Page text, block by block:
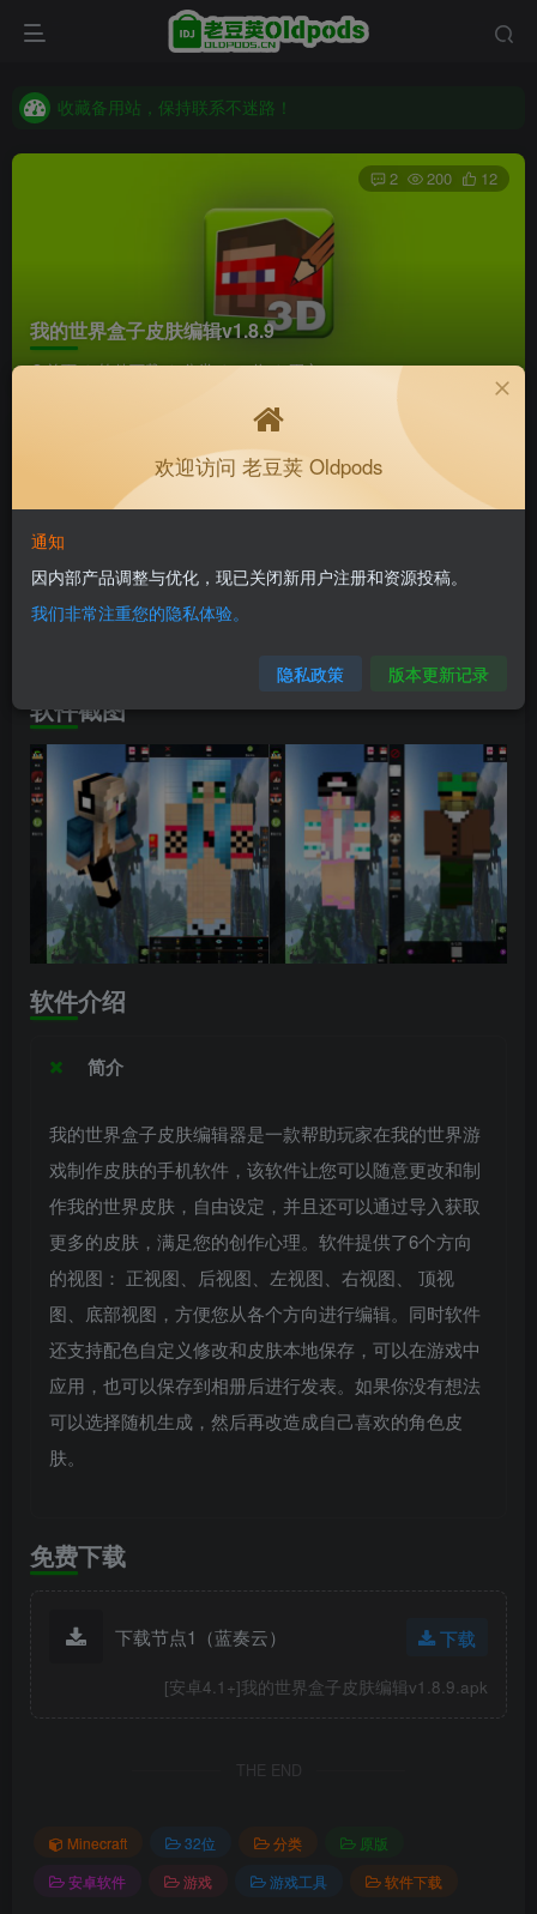
老豆荚 Oldpods版本：v10.3.0 泡芙
老豆荚 Oldpods版本：v10.3.0 泡芙
我的世界盒子皮肤编辑v1.8.9
首页 软件下载 分类 32位 正文
2 200 12
1个月前更新
关注
软件信息
兼容版本：安卓4.1+
软件截图
软件介绍
简介
我的世界盒子皮肤编辑器是一款帮助玩家在我的世界游
戏制作皮肤的手机软件，该软件让您可以随意更改和制
作我的世界皮肤，自由设定，并且还可以通过导入获取
更多的皮肤，满足您的创作心理。软件提供了6个方向
的视图： 正视图、后视图、左视图、右视图、 顶视
图、底部视图，方便您从各个方向进行编辑。同时软件
还支持配色自定义修改和皮肤本地保存，可以在游戏中
应用，也可以保存到相册后进行发表。如果你没有想法
可以选择随机生成，然后再改造成自己喜欢的角色皮
肤。
免费下载
下载节点1（蓝奏云） 下载
[安卓4.1+]我的世界盒子皮肤编辑v1.8.9.apk
THE END
Minecraft 32位 分类
原版
安卓软件
游戏 游戏工具 软件下载
欢迎访问 老豆荚 Oldpods
通知
因内部产品调整与优化，现已关闭新用户注册和资源投稿。
我们非常注重您的隐私体验。
隐私政策 版本更新记录